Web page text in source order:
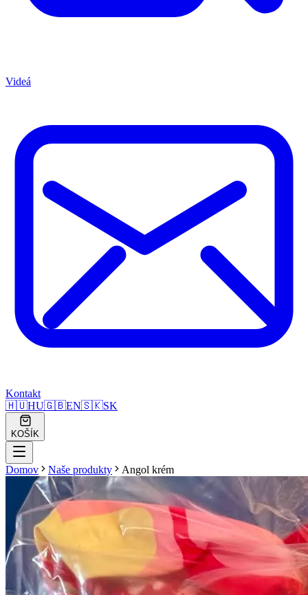
Videá
Kontakt
🇭🇺HU🇬🇧EN🇸🇰SK
KOŠÍK
Domov Naše produkty Angol krém